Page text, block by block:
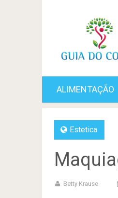
ALIMENTAÇÃO
Estetica
Betty Krause